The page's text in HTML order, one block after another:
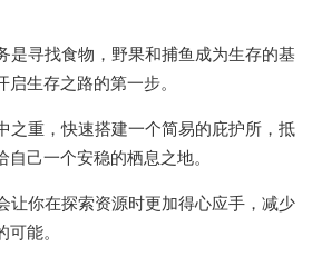
是寻找食物，野果和捕鱼成为生存的基
生存之路的第一步。
之重，快速搭建一个简易的庇护所，抵
己一个安稳的栖息之地。
让你在探索资源时更加得心应手，减少
可能。